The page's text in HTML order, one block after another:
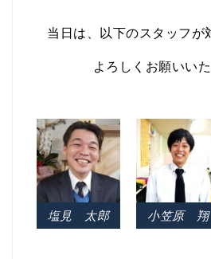
当日は、以下のスタッフが
よろしくお願いいた
塩見 太郎 小笠原 翔